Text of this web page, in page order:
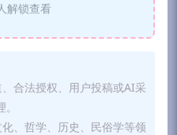
解锁查看
合法授权、用户投稿或AI采
、哲学、历史、民俗学等领